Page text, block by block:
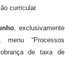
curricular.
, exclusivamente
, menu “Processos
de taxa de